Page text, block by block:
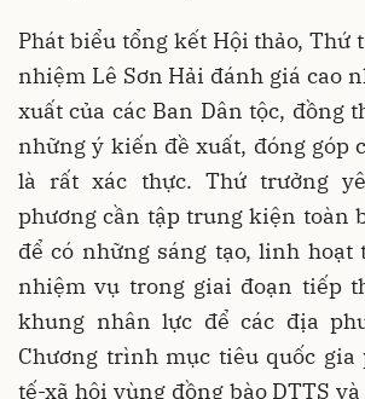
Phát biểu tổng kết Hội thảo, Thứ
nhiệm Lê Sơn Hải đánh giá cao
xuất của các Ban Dân tộc, đồng
những ý kiến đề xuất, đóng góp
là rất xác thực. Thứ trưởng
phương cần tập trung kiện toàn
để có những sáng tạo, linh hoạt
nhiệm vụ trong giai đoạn tiếp
khung nhân lực để các địa
Chương trình mục tiêu quốc
tế-xã hội vùng đồng bào DTTS